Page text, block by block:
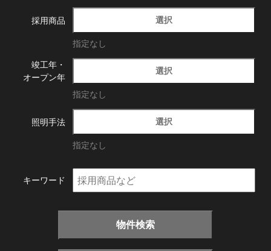
採用商品 選択
指定なし
竣工年・
オープン年
選択
指定なし
照明手法 選択
指定なし
キーワード
物件検索